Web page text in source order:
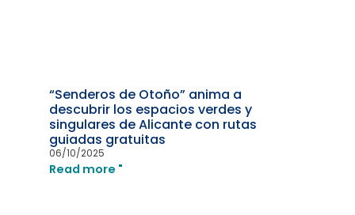
“Senderos de Otoño” anima a
descubrir los espacios verdes y
singulares de Alicante con rutas
guiadas gratuitas
06/10/2025
Read more "